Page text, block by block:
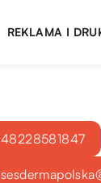
REKLAMA I
48228581847